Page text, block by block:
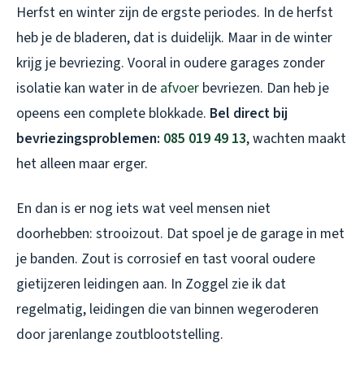
Herfst en winter zijn de ergste periodes. In de herfst
heb je de bladeren, dat is duidelijk. Maar in de winter
krijg je bevriezing. Vooral in oudere garages zonder
isolatie kan water in de afvoer bevriezen. Dan heb je
opeens een complete blokkade. Bel direct bij
bevriezingsproblemen: 085 019 49 13, wachten maakt
het alleen maar erger.
En dan is er nog iets wat veel mensen niet
doorhebben: strooizout. Dat spoel je de garage in met
je banden. Zout is corrosief en tast vooral oudere
gietijzeren leidingen aan. In Zoggel zie ik dat
regelmatig, leidingen die van binnen wegeroderen
door jarenlange zoutblootstelling.